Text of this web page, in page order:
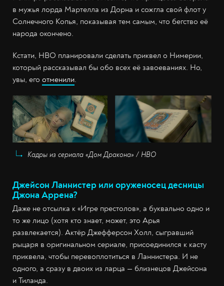
в мужья лорда Мартелла из Дорна и сожгла свой флот у
Солнечного Копья, показывая тем самым, что бегство её
народа окончено.
Кстати, HBO планировали сделать приквел о Нимерии,
который рассказывал бы обо всех её завоеваниях. Но,
увы, его отменили.
Кадры из сериала «Дом Дракона» / HBO
Джейсон Ланнистер или оруженосец десницы
Джона Аррена?
Даже не отсылка к «Игре престолов», а буквально одно и
то же лицо (хотя кто знает, может, это Арья
развлекается). Актёр Джефферсон Холл, сыгравший
рыцаря в оригинальном сериале, присоединился к касту
приквела, чтобы перевоплотиться в Ланнистера. И не
одного, а сразу в двоих из ларца — близнецов Джейсона
и Тиланда.